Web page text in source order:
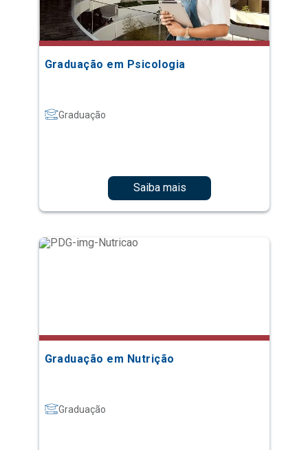
Graduação em Psicologia
Graduação
Saiba mais
Graduação em Nutrição
Graduação